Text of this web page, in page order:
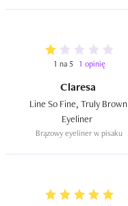
1 na 5 1 opinię
Claresa
Line So Fine, Truly Brown
Brązowy eyeliner w pisaku